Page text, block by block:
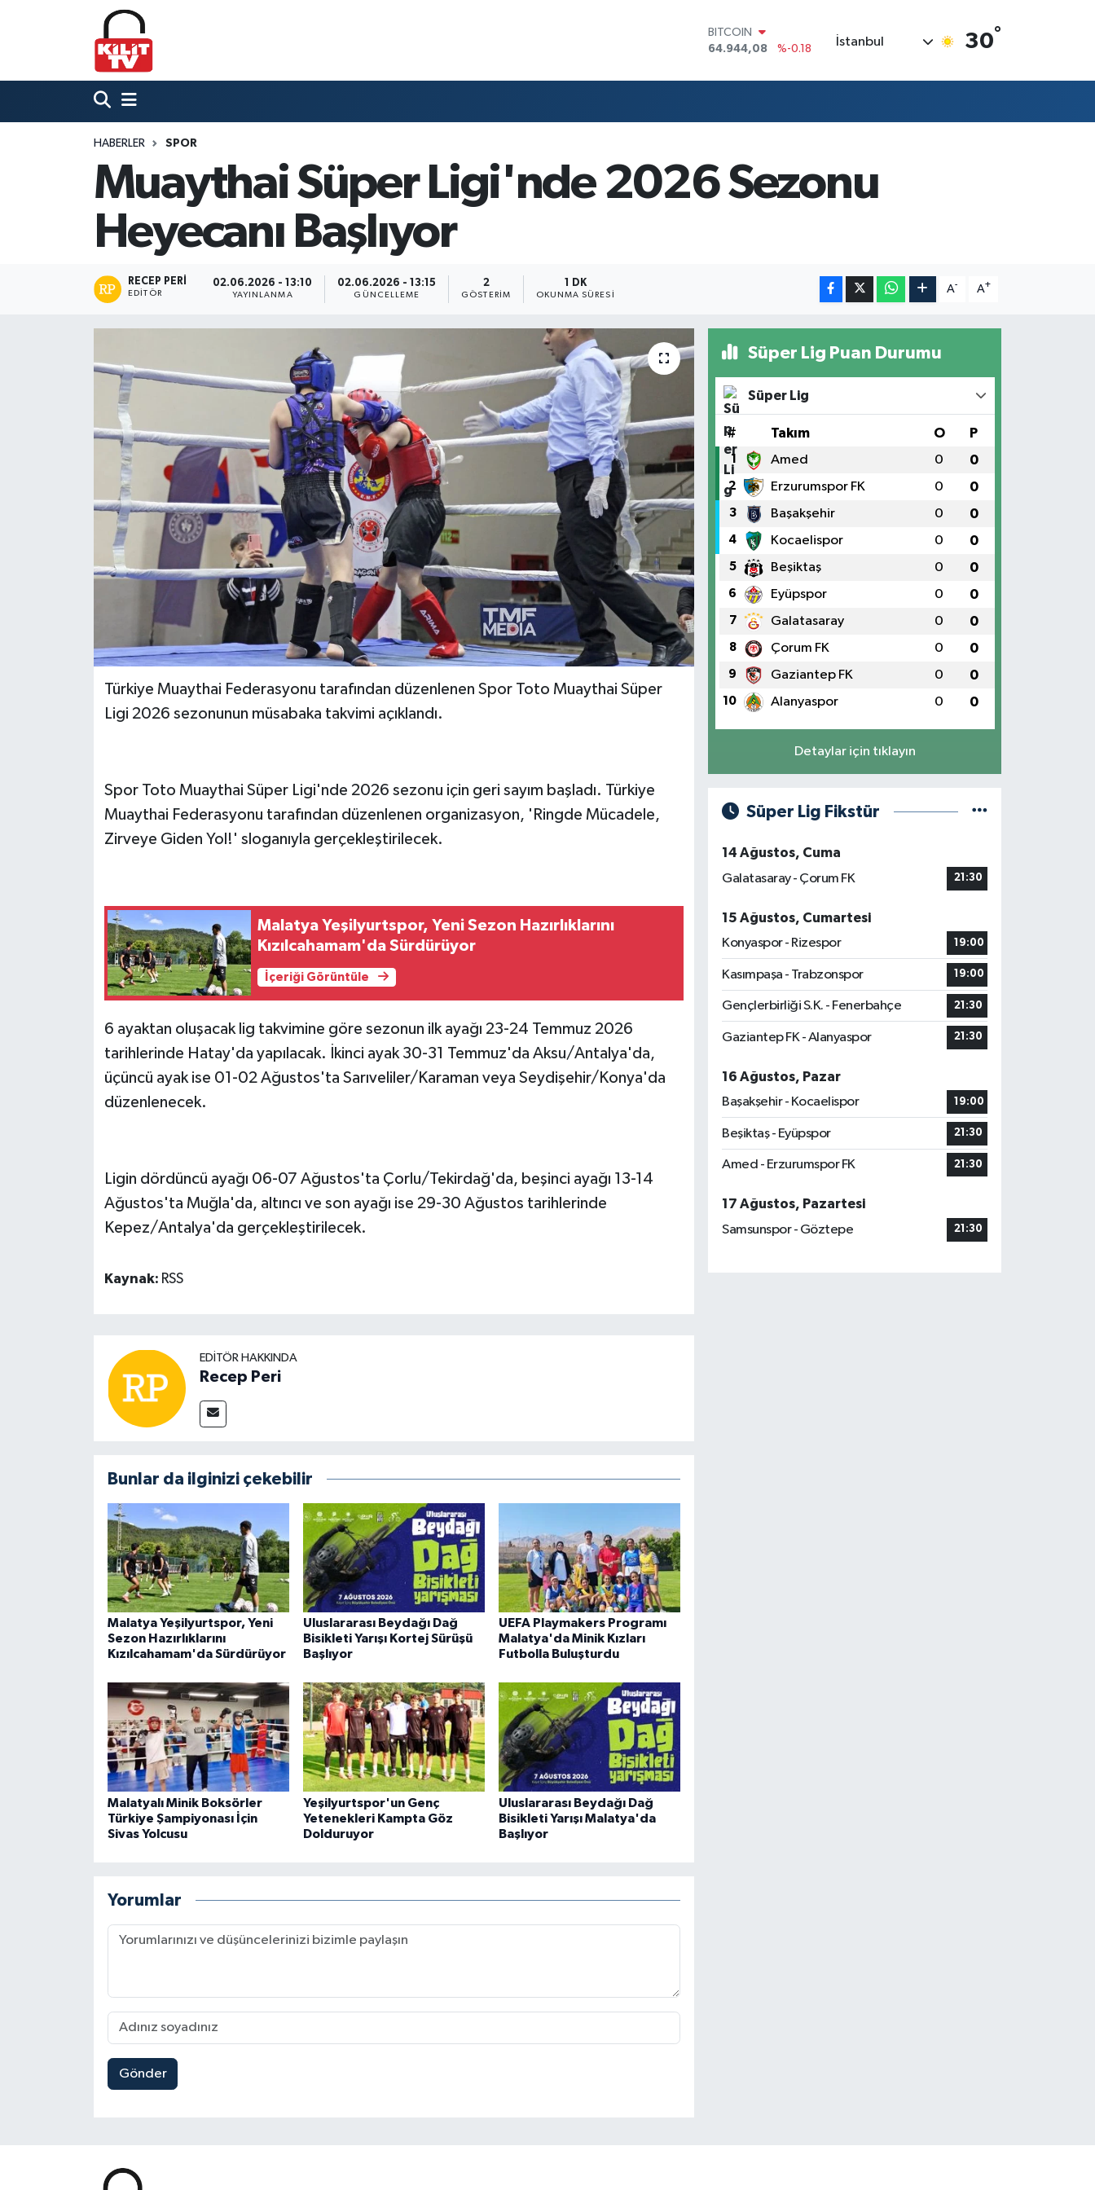
BITCOIN
64.944,08
%-0.18
47,7436
%0.18
GRAM ALTIN
6660.55
%0.03
BİST100
İstanbul 30°
HABERLER SPOR
Muaythai Süper Ligi'nde 2026 Sezonu
Heyecanı Başlıyor
RECEP PERI
EDITÖR
02.06.2026 - 13:10
YAYINLANMA
02.06.2026 - 13:15
GÜNCELLEME
2
GÖSTERIM
1 DK
OKUNMA SÜRESI
A- A+
Türkiye Muaythai Federasyonu tarafından düzenlenen Spor Toto Muaythai Süper
Ligi 2026 sezonunun müsabaka takvimi açıklandı.
Spor Toto Muaythai Süper Ligi'nde 2026 sezonu için geri sayım başladı. Türkiye
Muaythai Federasyonu tarafından düzenlenen organizasyon, 'Ringde Mücadele,
Zirveye Giden Yol!' sloganıyla gerçekleştirilecek.
Malatya Yeşilyurtspor, Yeni Sezon Hazırlıklarını
Kızılcahamam'da Sürdürüyor
İçeriği Görüntüle
6 ayaktan oluşacak lig takvimine göre sezonun ilk ayağı 23-24 Temmuz 2026
tarihlerinde Hatay'da yapılacak. İkinci ayak 30-31 Temmuz'da Aksu/Antalya'da,
üçüncü ayak ise 01-02 Ağustos'ta Sarıveliler/Karaman veya Seydişehir/Konya'da
düzenlenecek.
Ligin dördüncü ayağı 06-07 Ağustos'ta Çorlu/Tekirdağ'da, beşinci ayağı 13-14
Ağustos'ta Muğla'da, altıncı ve son ayağı ise 29-30 Ağustos tarihlerinde
Kepez/Antalya'da gerçekleştirilecek.
Kaynak: RSS
EDITÖR HAKKINDA
Recep Peri
Bunlar da ilginizi çekebilir
Malatya Yeşilyurtspor, Yeni
Sezon Hazırlıklarını
Kızılcahamam'da Sürdürüyor
Uluslararası Beydağı Dağ
Bisikleti Yarışı Kortej Sürüşü
Başlıyor
UEFA Playmakers Programı
Malatya'da Minik Kızları
Futbolla Buluşturdu
Malatyalı Minik Boksörler
Türkiye Şampiyonası İçin
Sivas Yolcusu
Yeşilyurtspor'un Genç
Yetenekleri Kampta Göz
Dolduruyor
Uluslararası Beydağı Dağ
Bisikleti Yarışı Malatya'da
Başlıyor
Yorumlar
Gönder
Süper Lig Puan Durumu
Süper Lig
# Takım O P
1 Amed 0 0
2 Erzurumspor FK 0 0
3 Başakşehir 0 0
4 Kocaelispor 0 0
5 Beşiktaş 0 0
6 Eyüpspor 0 0
7 Galatasaray 0 0
8 Çorum FK 0 0
9 Gaziantep FK 0 0
10 Alanyaspor 0 0
Detaylar için tıklayın
Süper Lig Fikstür
14 Ağustos, Cuma
Galatasaray - Çorum FK
21:30
15 Ağustos, Cumartesi
Konyaspor - Rizespor
19:00
Kasımpaşa - Trabzonspor 19:00
Gençlerbirliği S.K. - Fenerbahçe 21:30
Gaziantep FK - Alanyaspor 21:30
16 Ağustos, Pazar
Başakşehir - Kocaelispor
19:00
Beşiktaş - Eyüpspor 21:30
Amed - Erzurumspor FK 21:30
17 Ağustos, Pazartesi
Samsunspor - Göztepe
21:30
Hava Durumu
Trafik Durumu
Süper Lig Puan Durumu ve Fikstür
Tüm Manşetler
Son Dakika Haberleri